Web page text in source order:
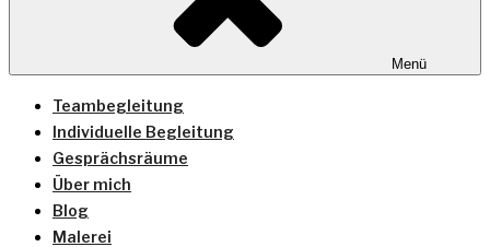
Menü
Teambegleitung
Individuelle Begleitung
Gesprächsräume
Über mich
Blog
Malerei